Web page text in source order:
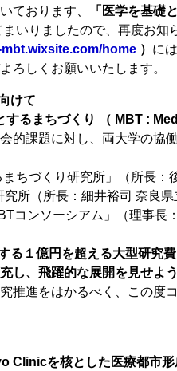
ております、
「医学を基礎
いりましたので、再度お知
home） に
ろしくお願いいたします。
けて
るまちづくり （ MBT :
的課題に対し、両大学の協
ちづくり研究所」（所長：
所（所長：細井裕司 奈良
コンソーシアム」（理事長
る１億円を超える大型研究
し、飛躍的な展開を見せよ
推進をはかるべく、この度
Clinicを核とした医療都市